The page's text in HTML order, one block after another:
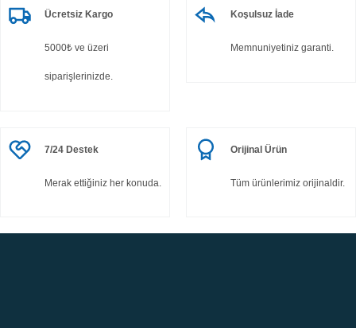
Ücretsiz Kargo
5000₺ ve üzeri
siparişlerinizde.
Koşulsuz İade
Memnuniyetiniz garanti.
7/24 Destek
Merak ettiğiniz her konuda.
Orijinal Ürün
Tüm ürünlerimiz orijinaldir.